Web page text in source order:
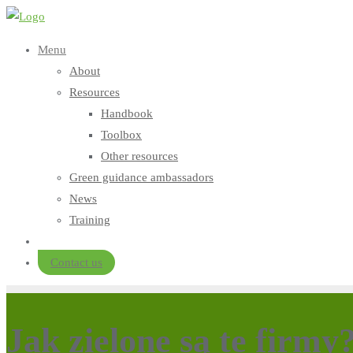
Skip
content
Menu
About
Resources
Handbook
Toolbox
Other resources
Green guidance ambassadors
News
Training
Contact us
Jak zielone są te